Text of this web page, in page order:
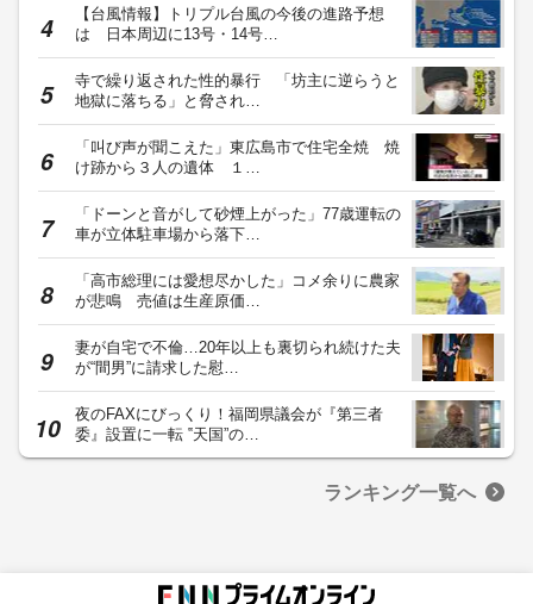
【台風情報】トリプル台風の今後の進路予想
は 日本周辺に13号・14号…
寺で繰り返された性的暴行 「坊主に逆らうと
地獄に落ちる」と脅され…
「叫び声が聞こえた」東広島市で住宅全焼 焼
け跡から３人の遺体 １…
「ドーンと音がして砂煙上がった」77歳運転の
車が立体駐車場から落下…
「高市総理には愛想尽かした」コメ余りに農家
が悲鳴 売値は生産原価…
妻が自宅で不倫…20年以上も裏切られ続けた夫
が“間男”に請求した慰…
夜のFAXにびっくり！福岡県議会が『第三者
委』設置に一転 ‟天国”の…
ランキング一覧へ